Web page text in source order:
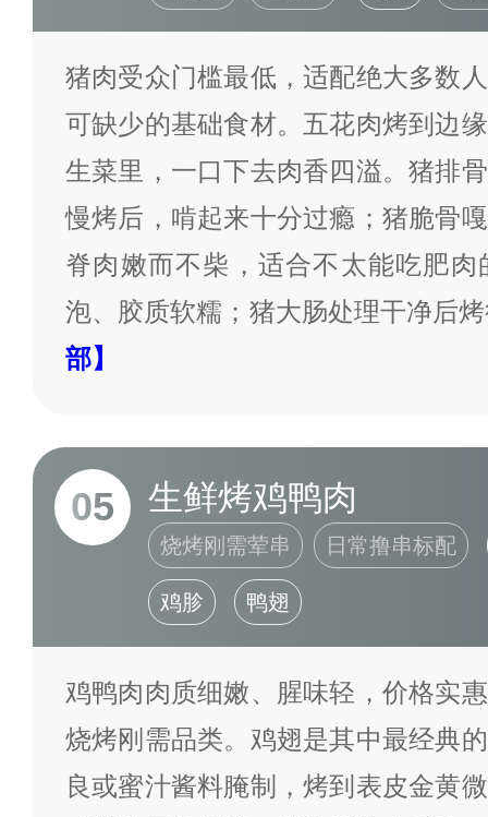
猪肉受众门槛最低，适配绝大多数
可缺少的基础食材。五花肉烤到边
生菜里，一口下去肉香四溢。猪排
慢烤后，啃起来十分过瘾；猪脆骨
脊肉嫩而不柴，适合不太能吃肥
泡、胶质软糯；猪大肠处理干净后
部】
05 生鲜烤鸡鸭肉
烧烤刚需荤串 日常撸串标配
鸡胗 鸭翅
鸡鸭肉肉质细嫩、腥味轻，价格实
烧烤刚需品类。鸡翅是其中最经典
良或蜜汁酱料腌制，烤到表皮金黄